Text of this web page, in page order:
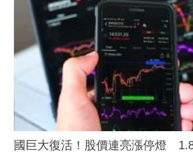
國巨大復活！股價連亮漲停燈 1.8